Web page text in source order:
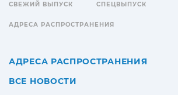
СВЕЖИЙ ВЫПУСК СПЕЦВЫПУСК
АДРЕСА РАСПРОСТРАНЕНИЯ
АДРЕСА РАСПРОСТРАНЕНИЯ
ВСЕ НОВОСТИ